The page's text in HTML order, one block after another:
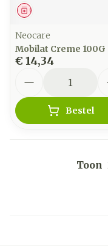
Geneesmiddel
Neocare
Mobilat Creme 100G
€ 14,34
Bestel
Toon